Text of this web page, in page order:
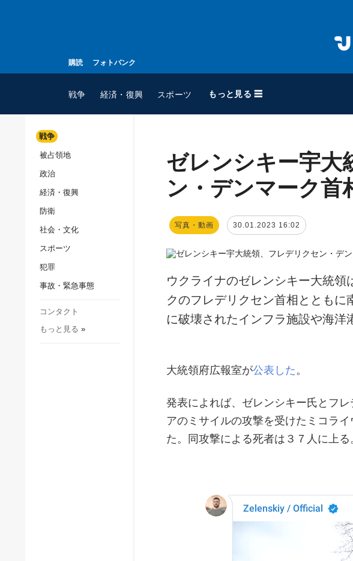
購読 フォトバンク
戦争 経済・復興 スポーツ もっと見る ☰
スポーツ
ウクルインフォルム
ウクルインフォルム
て
戦争
被占領地
政治
経済・復興
防衛
社会・文化
スポーツ
犯罪
事故・緊急事態
コンタクト
もっと見る »
ゼレンシキー宇大
ン・デンマーク
写真・動画 30.01.2023 16:02
ウクライナのゼレンシキー大統
クのフレデリクセン首相ととも
に破壊されたインフラ施設や海洋
大統領府広報室が公表した 。
発表によれば、ゼレンシキー氏とフ
アのミサイルの攻撃を受けたミコラ
た。同攻撃による死者は３７人に上る